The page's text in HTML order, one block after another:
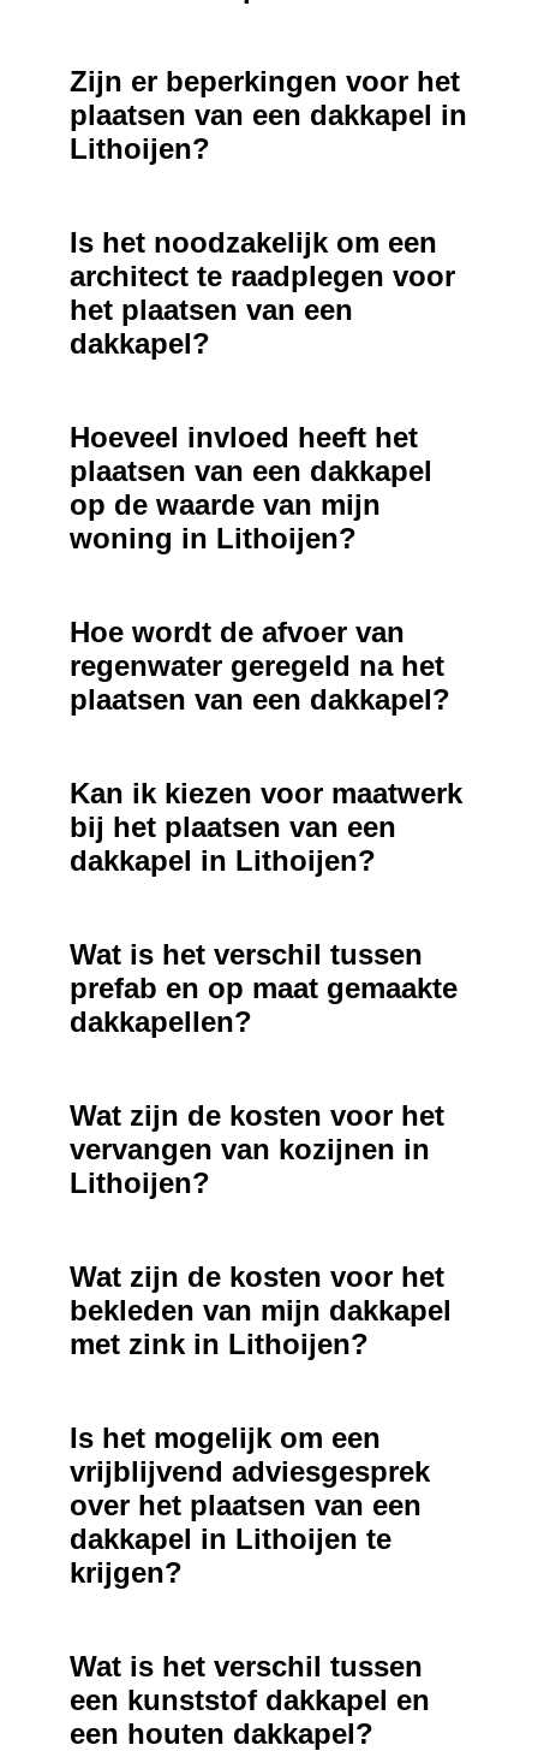
Zijn er beperkingen voor het
plaatsen van een dakkapel in
Lithoijen?
Is het noodzakelijk om een
architect te raadplegen voor
het plaatsen van een
dakkapel?
Hoeveel invloed heeft het
plaatsen van een dakkapel
op de waarde van mijn
woning in Lithoijen?
Hoe wordt de afvoer van
regenwater geregeld na het
plaatsen van een dakkapel?
Kan ik kiezen voor maatwerk
bij het plaatsen van een
dakkapel in Lithoijen?
Wat is het verschil tussen
prefab en op maat gemaakte
dakkapellen?
Wat zijn de kosten voor het
vervangen van kozijnen in
Lithoijen?
Wat zijn de kosten voor het
bekleden van mijn dakkapel
met zink in Lithoijen?
Is het mogelijk om een
vrijblijvend adviesgesprek
over het plaatsen van een
dakkapel in Lithoijen te
krijgen?
Wat is het verschil tussen
een kunststof dakkapel en
een houten dakkapel?